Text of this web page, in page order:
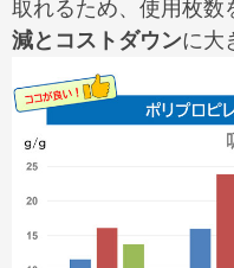
取れるため、使用枚数
減とコストダウンに大